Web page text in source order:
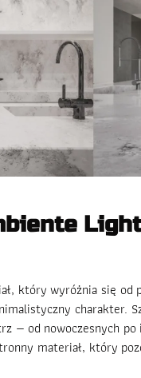
który wyróżnia się od
charakter.
— od nowoczesnych
materiał, który